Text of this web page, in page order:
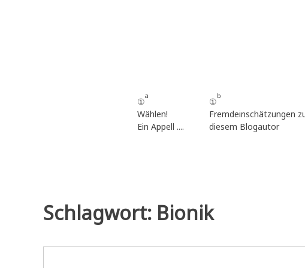
①
a
Wählen!
Ein Appell ....
①
b
Fremdeinschätzungen
diesem Blogautor
Schlagwort: Bionik